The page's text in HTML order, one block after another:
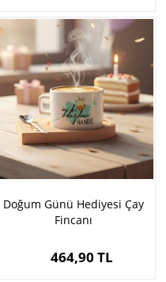
Doğum Günü Hediyesi Çay
Fincanı
464,90 TL